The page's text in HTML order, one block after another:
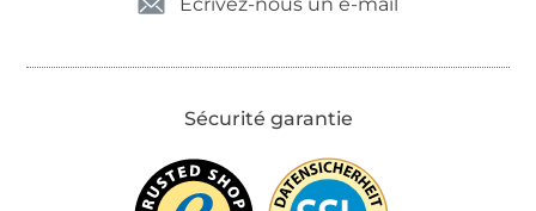
Sécurité garantie